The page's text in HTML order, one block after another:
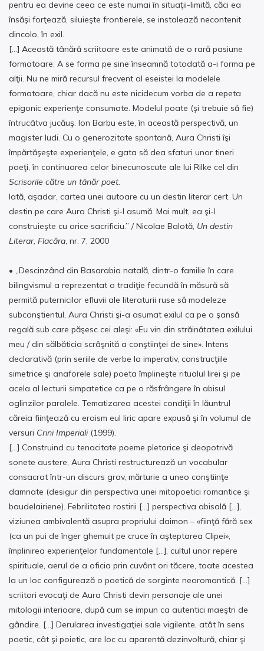
pentru ea devine ceea ce este numai în situaţii-limită, căci ea
însăşi forţează, siluieşte frontierele, se instalează necontenit
dincolo, în exil.
[…] Această tânără scriitoare este animată de o rară pasiune
formatoare. A se forma pe sine înseamnă totodată a-i forma pe
alţii. Nu ne miră recursul frecvent al eseistei la modelele
formatoare, chiar dacă nu este nicidecum vorba de a repeta
epigonic experienţe consumate. Modelul poate (şi trebuie să fie)
întrucâtva jucăuş. Ion Barbu este, în această perspectivă, un
magister ludi. Cu o generozitate spontană, Aura Christi îşi
împărtăşeşte experienţele, e gata să dea sfaturi unor tineri
poeţi, în continuarea celor binecunoscute ale lui Rilke cel din
Scrisorile către un tânăr poet.
Iată, aşadar, cartea unei autoare cu un destin literar cert. Un
destin pe care Aura Christi şi-l asumă. Mai mult, ea şi-l
construieşte cu orice sacrificiu.” / Nicolae Balotă, Un destin
Literar, Flacăra, nr. 7, 2000
• „Descinzând din Basarabia natală, dintr-o familie în care
bilingvismul a reprezentat o tradiţie fecundă în măsură să
permită puternicilor efluvii ale literaturii ruse să modeleze
subconştientul, Aura Christi şi-a asumat exilul ca pe o şansă
regală sub care păşesc cei aleşi: «Eu vin din străinătatea exilului
meu / din sălbăticia scrâşnită a conştiinţei de sine». Intens
declarativă (prin seriile de verbe la imperativ, construcţiile
simetrice şi anaforele sale) poeta împlineşte ritualul lirei şi pe
acela al lecturii simpatetice ca pe o răsfrângere în abisul
oglinzilor paralele. Tematizarea acestei condiţii în lăuntrul
căreia fiinţează cu eroism eul liric apare expusă şi în volumul de
versuri Crini Imperiali(1999).
[…] Construind cu tenacitate poeme pletorice şi deopotrivă
sonete austere, Aura Christi restructurează un vocabular
consacrat într-un discurs grav, mărturie a uneo conştiinţe
damnate (desigur din perspectiva unei mitopoetici romantice şi
baudelairiene). Febrilitatea rostirii […] perspectiva abisală […],
viziunea ambivalentă asupra propriului daimon – «fiinţă fără sex
(ca un pui de înger ghemuit pe cruce în aşteptarea Clipei»,
împlinirea experienţelor fundamentale […], cultul unor repere
spirituale, aerul de a oficia prin cuvânt ori tăcere, toate acestea
la un loc configurează o poetică de sorginte neoromantică. […]
scriitori evocaţi de Aura Christi devin personaje ale unei
mitologii interioare, după cum se impun ca autentici maeştri de
gândire. […] Derularea investigaţiei sale vigilente, atât în sens
poetic, cât şi poietic, are loc cu aparentă dezinvoltură, chiar şi